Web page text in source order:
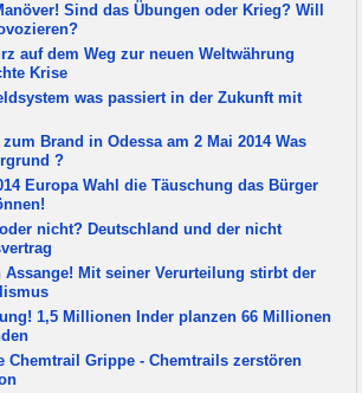
Sind das Übungen oder Krieg? Will
auf dem Weg zur neuen Weltwährung
Krise
was passiert in der Zukunft mit
Brand in Odessa am 2 Mai 2014 Was
?
Europa Wahl die Täuschung das Bürger
nicht? Deutschland und der nicht
Assange! Mit seiner Verurteilung stirbt der
1,5 Millionen Inder planzen 66 Millionen
Chemtrail Grippe - Chemtrails zerstören